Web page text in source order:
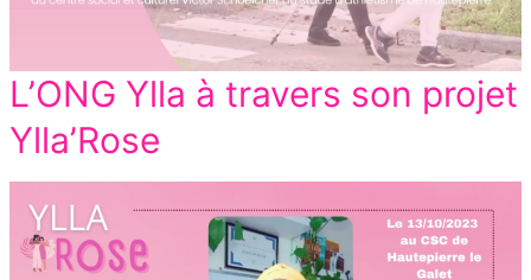
L’ONG Ylla à travers son projet
Ylla’Rose